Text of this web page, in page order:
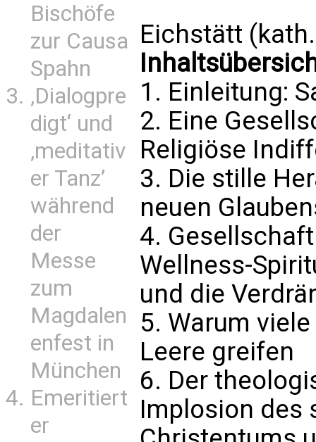
Bischöfe
zur Causa
Spahn
‚Dialogpre
digt‘ und
‚meditativ
er Tanz’
während
der
Messe
zum
Magdalen
enfest in
München
Emeritiert
er
Eichstätt
1. Einleitung:
2. Eine
Religiöse
3. Die stille
neuen
4.
Wellness-
und die
5. Warum
Leere greifen
6. Der
Implosion des